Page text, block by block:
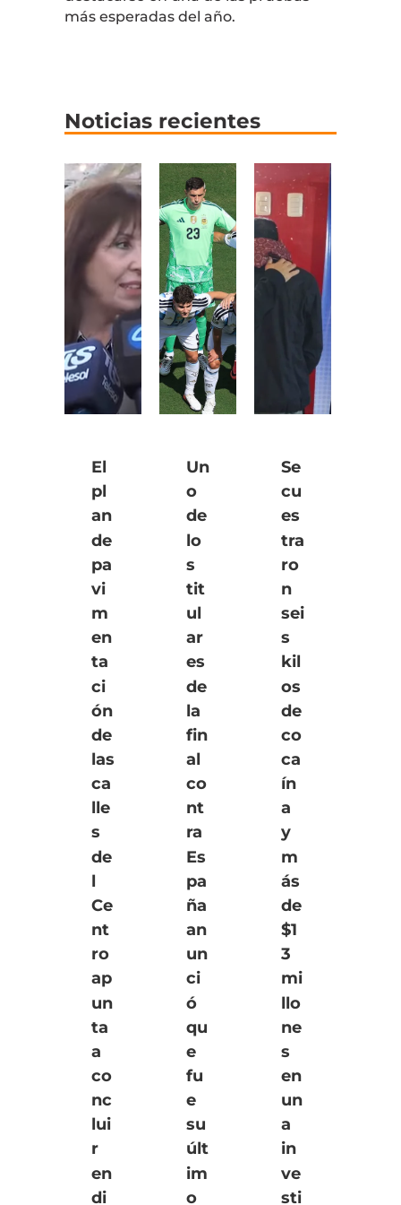
más esperadas del año.
Noticias recientes
El
pl
an
de
pa
vi
m
en
ta
ci
ón
de
las
ca
lle
s
de
l
Ce
nt
ro
ap
un
ta
a
co
nc
lui
r
en
di
Un
o
de
lo
s
tit
ul
ar
es
de
la
fin
al
co
nt
ra
Es
pa
ña
an
un
ci
ó
qu
e
fu
e
su
últ
im
o
Se
cu
es
tra
ro
n
sei
s
kil
os
de
co
ca
ín
a
y
m
ás
de
$1
3
mi
llo
ne
s
en
un
a
in
ve
sti